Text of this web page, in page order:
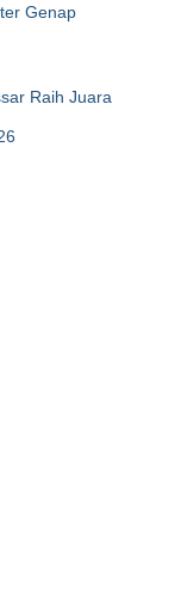
Genap
Raih Juara